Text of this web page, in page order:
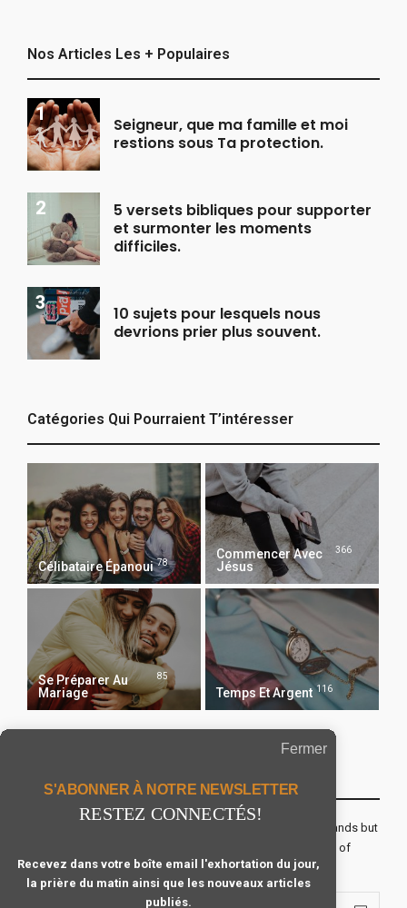
Nos Articles Les + Populaires
Seigneur, que ma famille et moi
restions sous Ta protection.
5 versets bibliques pour supporter
et surmonter les moments
difficiles.
10 sujets pour lesquels nous
devrions prier plus souvent.
Catégories Qui Pourraient T’intéresser
Célibataire Épanoui 78
Commencer Avec
Jésus
366
Se Préparer Au
Mariage
85
Temps Et Argent 116
The real voyage of discovery consists not in seeking new lands but
seeing with new eyes. All journeys have secret destinations of
which the traveler is unaware.
Fermer
S'ABONNER À NOTRE NEWSLETTER
RESTEZ CONNECTÉS!
Recevez dans votre boîte email l'exhortation du jour,
la prière du matin ainsi que les nouveaux articles
publiés.